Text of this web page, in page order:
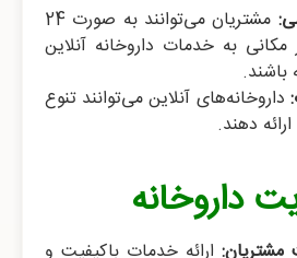
مشتریان می‌توانند به صورت 24
به خدمات داروخانه آنلاین
داروخانه‌های آنلاین می‌توانند تنوع
ارائه دهند.
داروخانه